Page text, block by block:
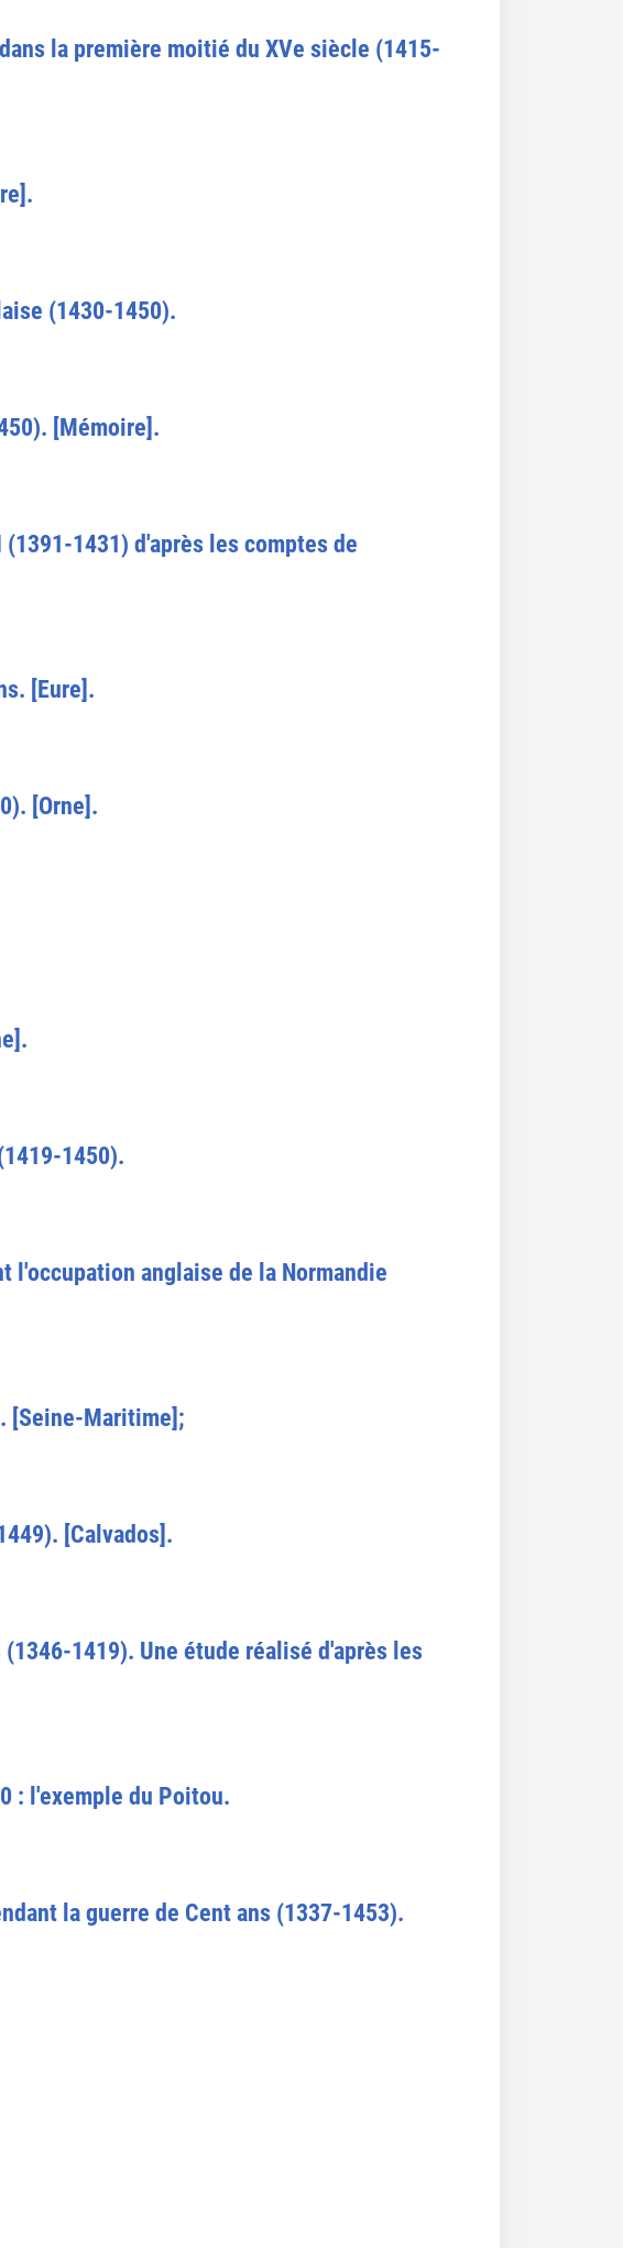
la première moitié du XVe siècle (1415-
(1430-1450).
[Mémoire].
1431) d'après les comptes de
[Eure].
[Orne].
1450).
anglaise de la Normandie
[Seine-Maritime];
[Calvados].
1419). Une étude réalisé d'après les
: l'exemple du Poitou.
la guerre de Cent ans (1337-1453).